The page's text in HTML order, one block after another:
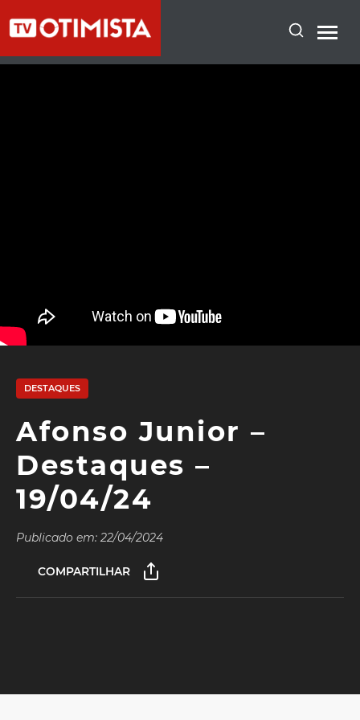
DESTAQUES
Afonso Junior –
Destaques –
19/04/24
Publicado em: 22/04/2024
COMPARTILHAR